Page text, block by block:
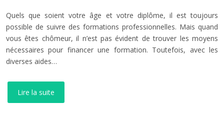
Quels que soient votre âge et votre diplôme, il est toujours
possible de suivre des formations professionnelles. Mais quand
vous êtes chômeur, il n’est pas évident de trouver les moyens
nécessaires pour financer une formation. Toutefois, avec les
diverses aides…
Lire la suite